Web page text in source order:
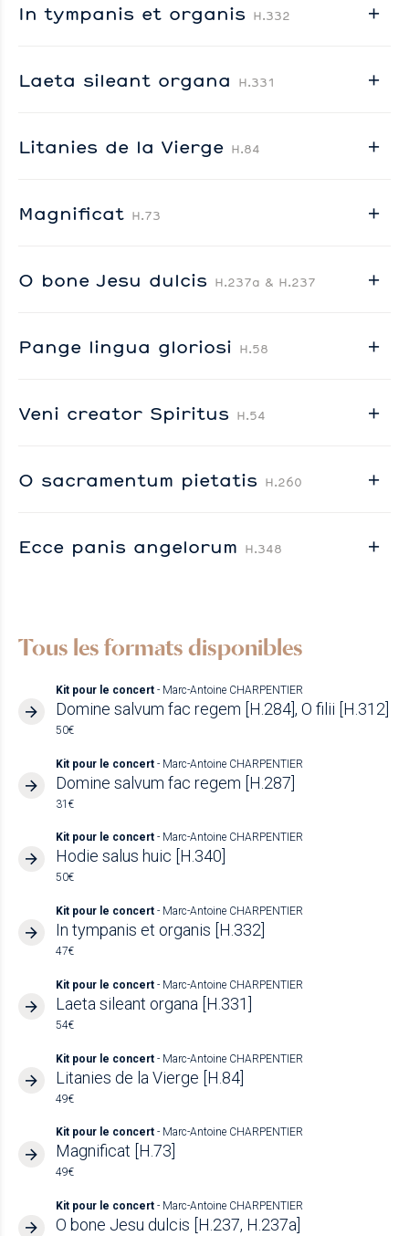
In tympanis et organis H.332
Laeta sileant organa H.331
Litanies de la Vierge H.84
Magnificat H.73
O bone Jesu dulcis H.237a & H.237
Pange lingua gloriosi H.58
Veni creator Spiritus H.54
O sacramentum pietatis H.260
Ecce panis angelorum H.348
Tous les formats disponibles
Kit pour le concert - Marc-Antoine CHARPENTIER
Domine salvum fac regem [H.284], O filii [H.312]
50€
Kit pour le concert - Marc-Antoine CHARPENTIER
Domine salvum fac regem [H.287]
31€
Kit pour le concert - Marc-Antoine CHARPENTIER
Hodie salus huic [H.340]
50€
Kit pour le concert - Marc-Antoine CHARPENTIER
In tympanis et organis [H.332]
47€
Kit pour le concert - Marc-Antoine CHARPENTIER
Laeta sileant organa [H.331]
54€
Kit pour le concert - Marc-Antoine CHARPENTIER
Litanies de la Vierge [H.84]
49€
Kit pour le concert - Marc-Antoine CHARPENTIER
Magnificat [H.73]
49€
Kit pour le concert - Marc-Antoine CHARPENTIER
O bone Jesu dulcis [H.237, H.237a]